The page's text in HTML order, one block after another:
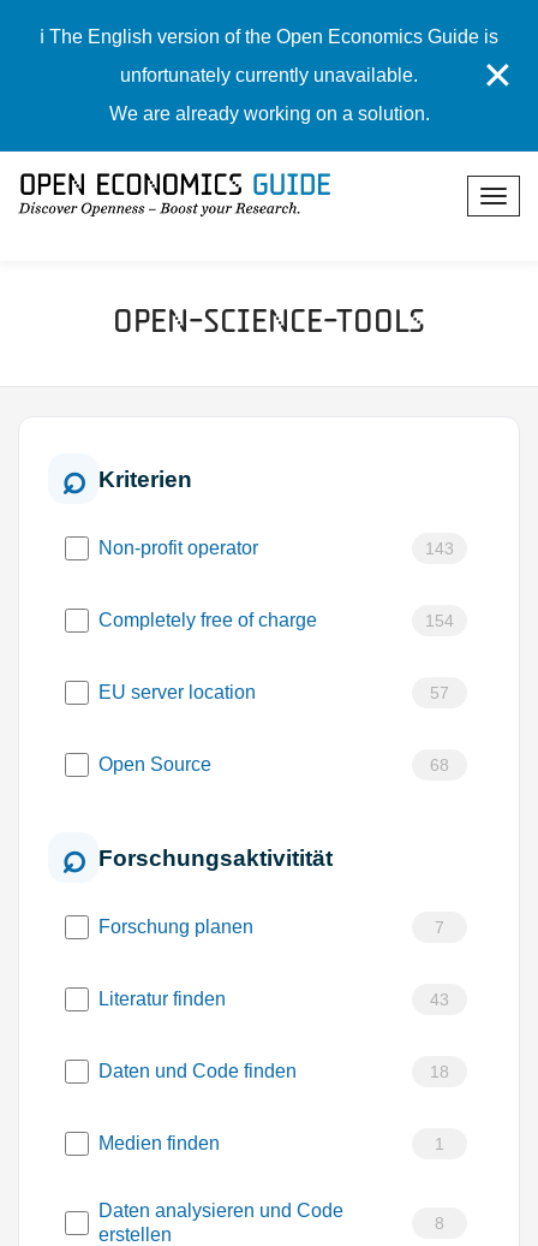
ℹ️ The English version of the Open Economics Guide is
unfortunately currently unavailable.
We are already working on a solution.
✕
Open-Science-Tools
Kriterien
Non-profit operator 143
Completely free of charge 154
EU server location 57
Open Source 68
Forschungsaktivitität
Forschung planen 7
Literatur finden 43
Daten und Code finden 18
Medien finden 1
Daten analysieren und Code
erstellen
8